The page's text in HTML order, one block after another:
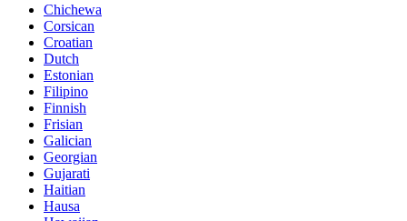
Chichewa
Corsican
Croatian
Dutch
Estonian
Filipino
Finnish
Frisian
Galician
Georgian
Gujarati
Haitian
Hausa